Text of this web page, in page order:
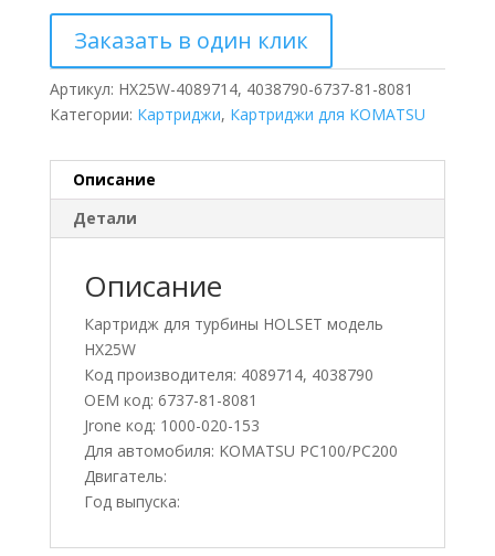
Заказать в один клик
Артикул: HX25W-4089714, 4038790-6737-81-8081
Категории: Картриджи, Картриджи для KOMATSU
Описание
Детали
Описание
Картридж для турбины HOLSET модель
HX25W
Код производителя: 4089714, 4038790
OEM код: 6737-81-8081
Jrone код: 1000-020-153
Для автомобиля: KOMATSU PC100/PC200
Двигатель:
Год выпуска: